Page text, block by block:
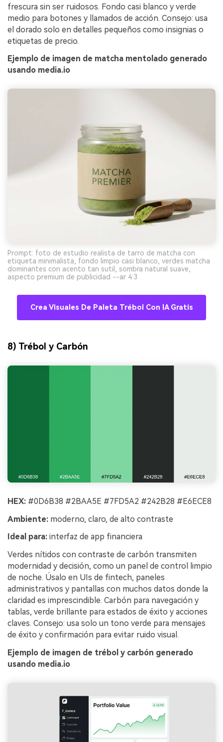
frescura sin ser ruidosos. Fondo casi blanco y verde
medio para botones y llamados de acción. Consejo: usa
el dorado solo en detalles pequeños como insignias o
etiquetas de precio.
Ejemplo de imagen de matcha mentolado generado
usando media.io
Prompt: foto de estudio realista de tarro de matcha con
etiqueta minimalista, fondo limpio casi blanco, verdes matcha
dominantes con acento tan sutil, sombra natural suave,
aspecto premium de publicidad --ar 4:3
Crea Visuales De Paleta Trébol Con IA Gratis
8) Trébol y Carbón
HEX: #0D6B38 #2BAA5E #7FD5A2 #242B28 #E6ECE8
Ambiente: moderno, claro, de alto contraste
Ideal para: interfaz de app financiera
Verdes nítidos con contraste de carbón transmiten
modernidad y decisión, como un panel de control limpio
de noche. Úsalo en UIs de fintech, paneles
administrativos y pantallas con muchos datos donde la
claridad es imprescindible. Carbón para navegación y
tablas, verde brillante para estados de éxito y acciones
claves. Consejo: usa solo un tono verde para mensajes
de éxito y confirmación para evitar ruido visual.
Ejemplo de imagen de trébol y carbón generado
usando media.io